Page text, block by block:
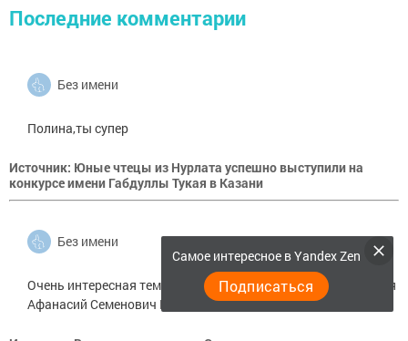
Последние комментарии
Без имени
Полина,ты супер
Источник: Юные чтецы из Нурлата успешно выступили на
конкурсе имени Габдуллы Тукая в Казани
Без имени
Очень интересная тема для меня, еще бы узнать где родился
Афанасий Семенович Малахов, для меня это очень важно.
Самое интересное в Yandex Zen
Подписаться